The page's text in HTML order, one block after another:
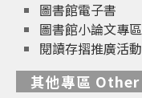
圖書館電子書
圖書館小論文專區
閱讀存摺推廣活動
其他專區 Other